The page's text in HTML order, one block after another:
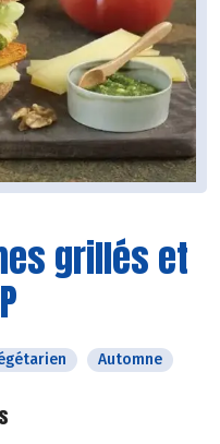
grillés et
Automne